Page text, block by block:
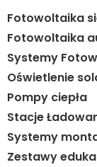
Fotowoltaika
Fotowoltaika
Systemy
Oświetlenie
Pompy ciepła
Stacje
Systemy
Zestawy